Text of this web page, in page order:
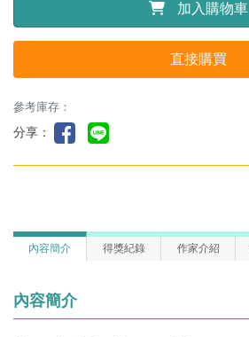
加入購物車
直接購買
參考庫存：
分享：
內容簡介 得獎紀錄 作家介紹
內容簡介